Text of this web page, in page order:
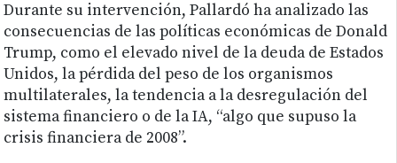
Durante su intervención, Pallardó ha analizado las
consecuencias de las políticas económicas de Donald
Trump, como el elevado nivel de la deuda de Estados
Unidos, la pérdida del peso de los organismos
multilaterales, la tendencia a la desregulación del
sistema financiero o de la IA, “algo que supuso la
crisis financiera de 2008”.